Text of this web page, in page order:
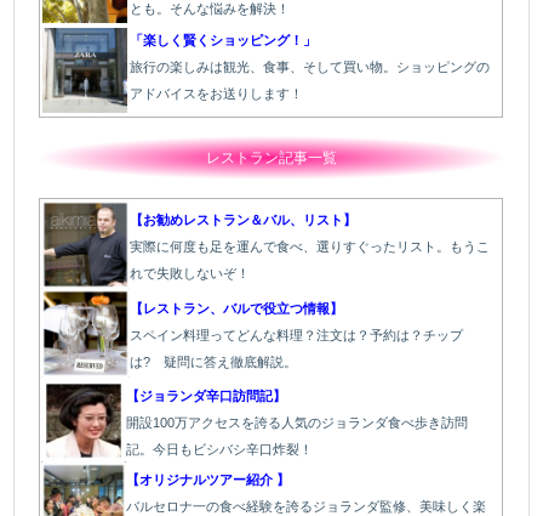
とも。そんな悩みを解決！
「楽しく賢くショッピング！」
旅行の楽しみは観光、食事、そして買い物。ショッピングの
アドバイスをお送りします！
レストラン記事一覧
【お勧めレストラン＆バル、リスト】
実際に何度も足を運んで食べ、選りすぐったリスト。もうこ
れで失敗しないぞ！
【レストラン、バルで役立つ情報】
スペイン料理ってどんな料理？注文は？予約は？チップ
は? 疑問に答え徹底解説。
【ジョランダ辛口訪問記】
開設100万アクセスを誇る人気のジョランダ食べ歩き訪問
記。今日もビシバシ辛口炸裂！
【オリジナルツアー紹介 】
バルセロナ一の食べ経験を誇るジョランダ監修、美味しく楽